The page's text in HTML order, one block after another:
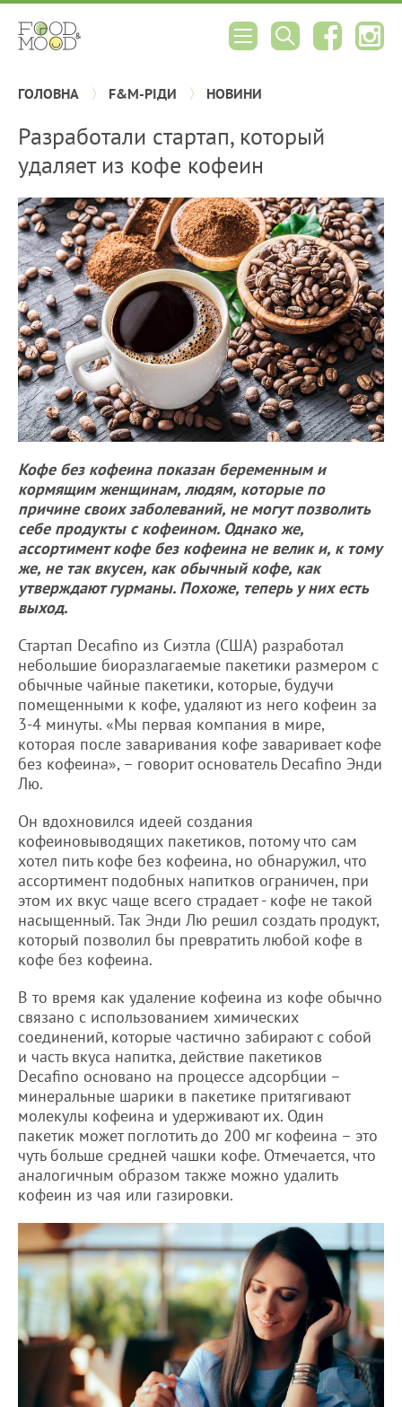
ГОЛОВНА F&M-РІДИ НОВИНИ
Разработали стартап, который
удаляет из кофе кофеин
Кофе без кофеина показан беременным и
кормящим женщинам, людям, которые по
причине своих заболеваний, не могут позволить
себе продукты с кофеином. Однако же,
ассортимент кофе без кофеина не велик и, к тому
же, не так вкусен, как обычный кофе, как
утверждают гурманы. Похоже, теперь у них есть
выход.
Стартап Decafino из Сиэтла (США) разработал
небольшие биоразлагаемые пакетики размером с
обычные чайные пакетики, которые, будучи
помещенными к кофе, удаляют из него кофеин за
3-4 минуты. «Мы первая компания в мире,
которая после заваривания кофе заваривает кофе
без кофеина», – говорит основатель Decafino Энди
Лю.
Он вдохновился идеей создания
кофеиновыводящих пакетиков, потому что сам
хотел пить кофе без кофеина, но обнаружил, что
ассортимент подобных напитков ограничен, при
этом их вкус чаще всего страдает - кофе не такой
насыщенный. Так Энди Лю решил создать продукт,
который позволил бы превратить любой кофе в
кофе без кофеина.
В то время как удаление кофеина из кофе обычно
связано с использованием химических
соединений, которые частично забирают с собой
и часть вкуса напитка, действие пакетиков
Decafino основано на процессе адсорбции –
минеральные шарики в пакетике притягивают
молекулы кофеина и удерживают их. Один
пакетик может поглотить до 200 мг кофеина – это
чуть больше средней чашки кофе. Отмечается, что
аналогичным образом также можно удалить
кофеин из чая или газировки.